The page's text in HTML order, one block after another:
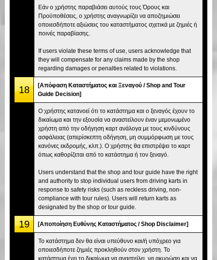
Εάν ο χρήστης παραβιάσει αυτούς τους Όρους και
Προϋποθέσεις, ο χρήστης αναγνωρίζει να αποζημιώσει
οποιεσδήποτε αξιώσεις του καταστήματος σχετικά με ζημιές ή
ποινές παραβίασης.
If users violate these terms of use, users acknowledge that
they will compensate for any claims made by the shop
regarding damages or penalties related to violations.
18
[Απόφαση Καταστήματος και Ξεναγού / Shop and Tour
Guide Decision]
Ο χρήστης κατανοεί ότι το κατάστημα και ο ξεναγός έχουν το
δικαίωμα και την εξουσία να αναστείλουν έναν μεμονωμένο
χρήστη από την οδήγηση καρτ ανάλογα με τους κινδύνους
ασφάλειας (απερίσκεπτη οδήγηση, μη συμμόρφωση με τους
κανόνες εκδρομής, κλπ.). Ο χρήστης θα επιστρέψει το καρτ
όπως καθορίζεται από το κατάστημα ή τον ξεναγό.
Users understand that the shop and tour guide have the right
and authority to stop individual users from driving karts in
response to safety risks (such as reckless driving, non-
compliance with tour rules). Users will return karts as
designated by the shop or tour guide.
19 [Αποποίηση Ευθύνης Καταστήματος / Shop Disclaimer]
Το κατάστημα δεν θα είναι υπεύθυνο και/ή υπόχρεο για
οποιεσδήποτε ζημιές προκληθούν στον χρήστη. Το
κατάστημα έχει το δικαίωμα να αναστείλει, να ακυρώσει και να